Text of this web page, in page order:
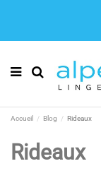
Accueil Blog Rideaux
Rideaux